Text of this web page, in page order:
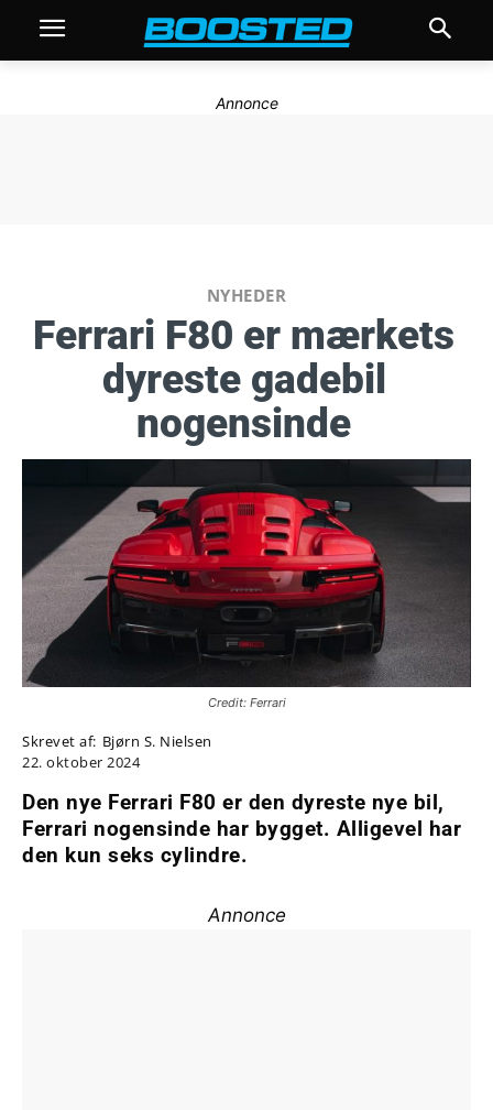
Annonce
NYHEDER
Ferrari F80 er mærkets
dyreste gadebil
nogensinde
Credit: Ferrari
Skrevet af: Bjørn S. Nielsen
22. oktober 2024
Den nye Ferrari F80 er den dyreste nye bil,
Ferrari nogensinde har bygget. Alligevel har
den kun seks cylindre.
Annonce